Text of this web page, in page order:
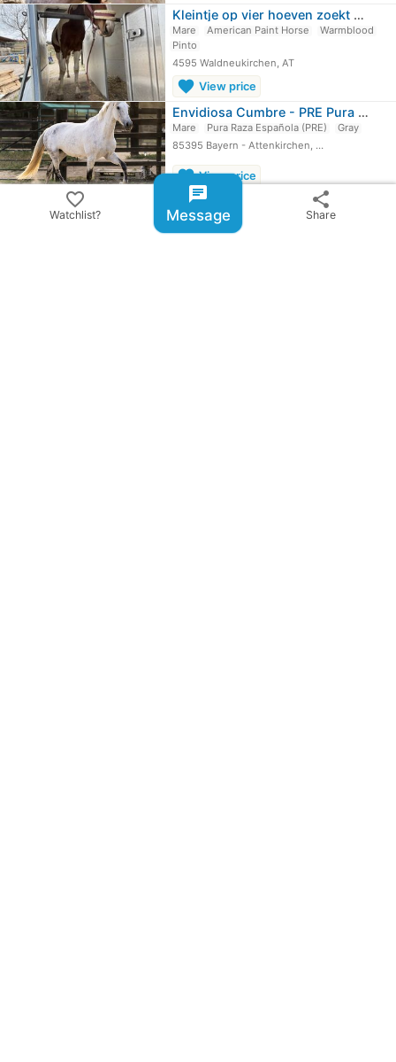
Kleintje op vier hoeven zoekt een…
Mare American Paint Horse
Warmblood
Pinto
4595 Waldneukirchen, AT
favorite View price
Envidiosa Cumbre - PRE Pura Raza…
Mare Pura Raza Española (PRE)
Gray
85395 Bayern - Attenkirchen, …
favorite View price
expand_circle_down
Horses For Sale
More ...
favorite_border
Watchlist?
chat
Message
share
Share